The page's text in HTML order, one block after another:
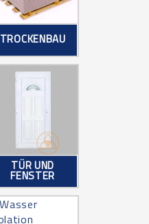
TROCKENBAU
TÜR UND
FENSTER